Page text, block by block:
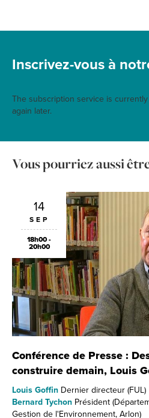
Inscrivez-vous à
The subscription service is
again later.
Vous pourriez aussi
14
SEP
18h00 -
20h00
Conférence de Presse :
construire demain, Louis
Louis Goffin Dernier directeur (FUL)
Bernard Tychon Président
Gestion de l'Environnement, Arlon)